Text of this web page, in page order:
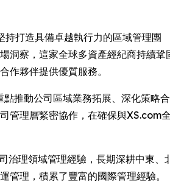
打造具備卓越執行力的區域管理團
洞察，這家全球多資產經紀商持續鞏
作夥伴提供優質服務。
推動公司區域業務拓展、深化策略合
管理層緊密協作，在確保與XS.com全
理領域管理經驗，長期深耕中東、
理，積累了豐富的國際管理經驗。